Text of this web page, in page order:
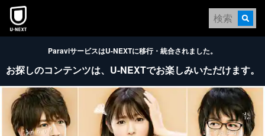
本文へスキップ
ParaviサービスはU-NEXTに移行・統合されました。
お探しのコンテンツは、 U-NEXTでお楽しみいただけます。